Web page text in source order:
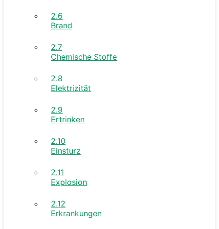
2.6
Brand
2.7
Chemische Stoffe
2.8
Elektrizität
2.9
Ertrinken
2.10
Einsturz
2.11
Explosion
2.12
Erkrankungen